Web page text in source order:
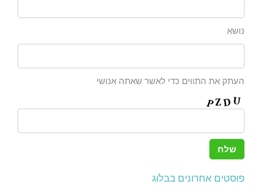
נושא
העתק את התווים כדי לאשר שאתה אנושי
פוסטים אחרונים בבלוג